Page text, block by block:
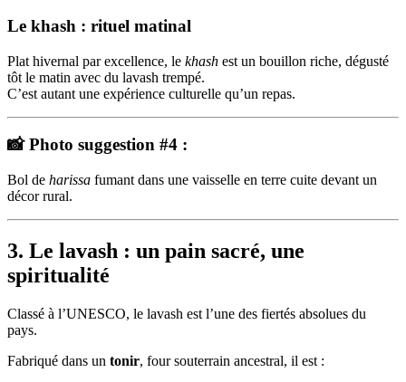
Le khash : rituel matinal
Plat hivernal par excellence, le khash est un bouillon riche, dégusté
tôt le matin avec du lavash trempé.
C’est autant une expérience culturelle qu’un repas.
📸 Photo suggestion #4 :
Bol de harissa fumant dans une vaisselle en terre cuite devant un
décor rural.
3. Le lavash : un pain sacré, une
spiritualité
Classé à l’UNESCO, le lavash est l’une des fiertés absolues du
pays.
Fabriqué dans un tonir, four souterrain ancestral, il est :